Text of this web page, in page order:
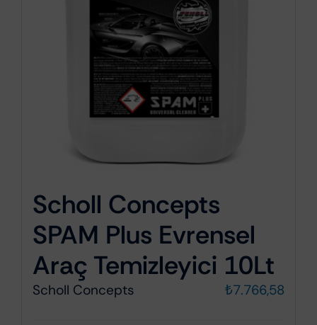
Scholl Concepts
SPAM Plus Evrensel
Araç Temizleyici 10Lt
Scholl Concepts ₺7.766,58